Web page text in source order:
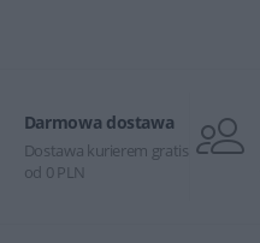
Darmowa dostawa
Dostawa kurierem gratis
od 0 PLN